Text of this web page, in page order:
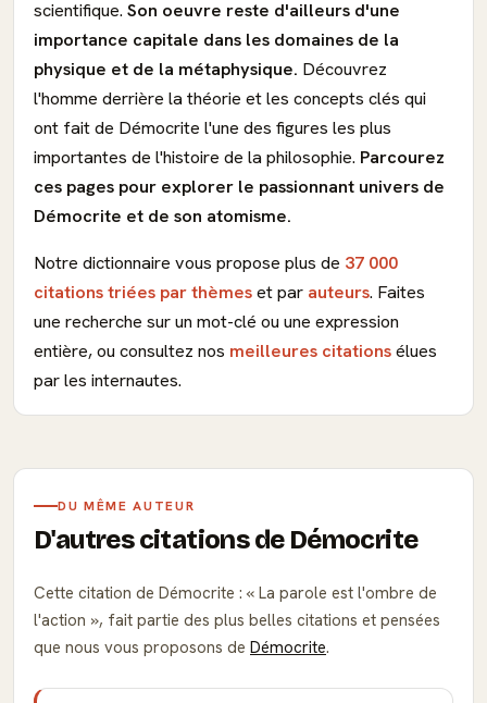
scientifique. Son oeuvre reste d'ailleurs d'une
importance capitale dans les domaines de la
physique et de la métaphysique. Découvrez
l'homme derrière la théorie et les concepts clés qui
ont fait de Démocrite l'une des figures les plus
importantes de l'histoire de la philosophie. Parcourez
ces pages pour explorer le passionnant univers de
Démocrite et de son atomisme.
Notre dictionnaire vous propose plus de 37 000
citations triées par thèmeset par auteurs. Faites
une recherche sur un mot-clé ou une expression
entière, ou consultez nos meilleures citationsélues
par les internautes.
DU MÊME AUTEUR
D'autres citations de Démocrite
Cette citation de Démocrite :
La parole est l'ombre de
l'action
, fait partie des plus belles citations et pensées
que nous vous proposons de Démocrite.